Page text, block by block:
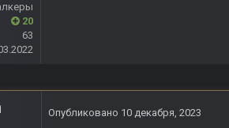
20
63
Опубликовано 10 декабря, 2023